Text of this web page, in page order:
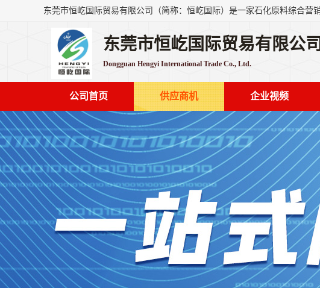
东莞市恒屹国际贸易有限公司
Dongguan Hengyi International Trade Co., Ltd.
公司首页 供应商机 企业视频